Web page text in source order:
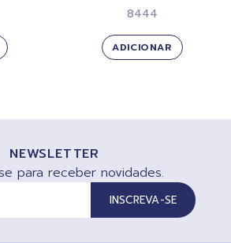
8444
ADICIONAR
NEWSLETTER
para receber novidades.
INSCREVA-SE